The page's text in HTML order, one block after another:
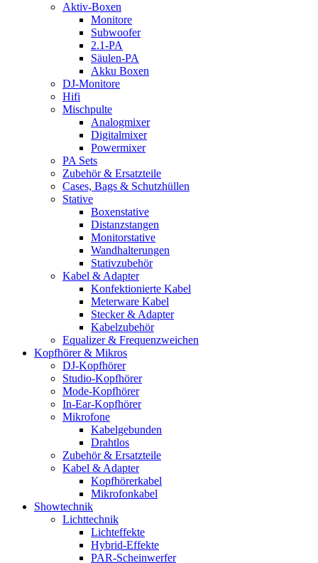
Aktiv-Boxen
Monitore
Subwoofer
2.1-PA
Säulen-PA
Akku Boxen
DJ-Monitore
Hifi
Mischpulte
Analogmixer
Digitalmixer
Powermixer
PA Sets
Zubehör & Ersatzteile
Cases, Bags & Schutzhüllen
Stative
Boxenstative
Distanzstangen
Monitorstative
Wandhalterungen
Stativzubehör
Kabel & Adapter
Konfektionierte Kabel
Meterware Kabel
Stecker & Adapter
Kabelzubehör
Equalizer & Frequenzweichen
Kopfhörer & Mikros
DJ-Kopfhörer
Studio-Kopfhörer
Mode-Kopfhörer
In-Ear-Kopfhörer
Mikrofone
Kabelgebunden
Drahtlos
Zubehör & Ersatzteile
Kabel & Adapter
Kopfhörerkabel
Mikrofonkabel
Showtechnik
Lichttechnik
Lichteffekte
Hybrid-Effekte
PAR-Scheinwerfer